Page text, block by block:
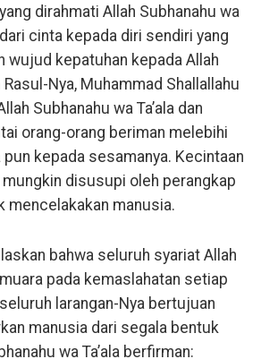
dirahmati Allah Subhanahu wa
dari cinta kepada diri sendiri yang
wujud kepatuhan kepada Allah
Rasul-Nya, Muhammad Shallallahu
Subhanahu wa Ta’ala dan
orang-orang beriman melebihi
kepada sesamanya. Kecintaan
disusupi oleh perangkap
mencelakakan manusia.
bahwa seluruh syariat Allah
pada kemaslahatan setiap
larangan-Nya bertujuan
manusia dari segala bentuk
wa Ta’ala berfirman: